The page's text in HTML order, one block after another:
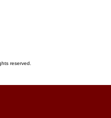
reserved.